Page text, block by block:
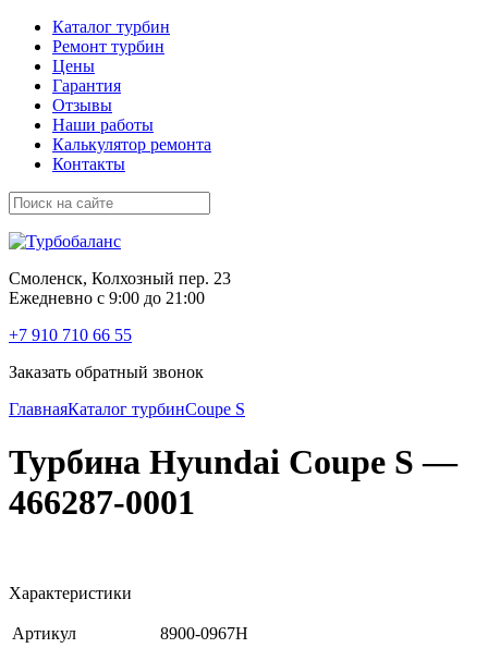
Каталог турбин
Ремонт турбин
Цены
Гарантия
Отзывы
Наши работы
Калькулятор ремонта
Контакты
Смоленск, Колхозный пер. 23
Ежедневно с 9:00 до 21:00
+7 910 710 66 55
Заказать обратный звонок
ГлавнаяКаталог турбинCoupe S
Турбина Hyundai Coupe S —
466287-0001
Характеристики
Артикул
8900-0967H